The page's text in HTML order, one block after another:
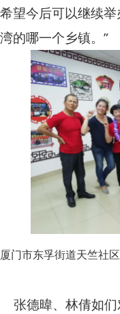
希望今后可以继续
湾的哪一个乡镇。”
厦门市东孚街道天竺社
张德暐、林倩如们